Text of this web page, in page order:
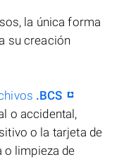
la única forma
su creación
.BCS
o accidental,
o la tarjeta de
limpieza de